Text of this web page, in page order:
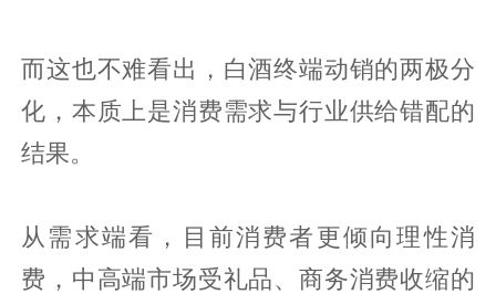
而这也不难看出，白酒终端动销的两极分
化，本质上是消费需求与行业供给错配的
结果。
从需求端看，目前消费者更倾向理性消
费，中高端市场受礼品、商务消费收缩的